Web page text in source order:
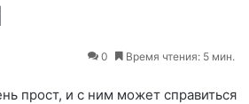
0 Время чтения: 5 мин.
прост, и с ним может справиться